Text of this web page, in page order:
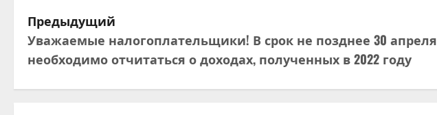
Н
а
в
Предыдущий
Уважаемые налогоплательщики! В срок не позднее 30 апреля
необходимо отчитаться о доходах, полученных в 2022 году